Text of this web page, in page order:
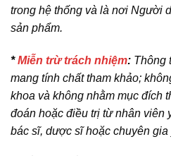
trong hệ thống và là nơi Người
sản phẩm.
*Miễn trừ trách nhiệm: Thông
mang tính chất tham khảo;
khoa và không nhằm mục đích
đoán hoặc điều trị từ nhân viên
bác sĩ, dược sĩ hoặc chuyên